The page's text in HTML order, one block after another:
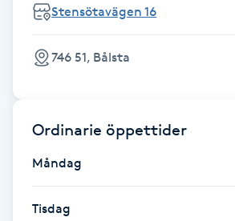
Fransk manikyr
Fransrengöring
Frekvensterapi
Stensötavägen 16
746 51, Bålsta
Ordinarie öppettider
Måndag
Tisdag